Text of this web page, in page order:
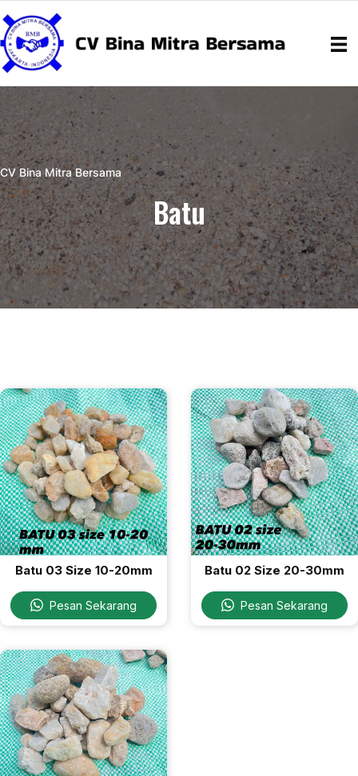
CV Bina Mitra Bersama
Batu
Batu 03 Size 10-20mm
Pesan Sekarang
Batu 02 Size 20-30mm
Pesan Sekarang